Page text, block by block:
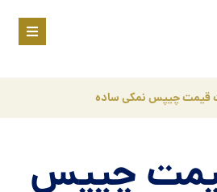
قیمت چیپس نمکی ساده
چیپس